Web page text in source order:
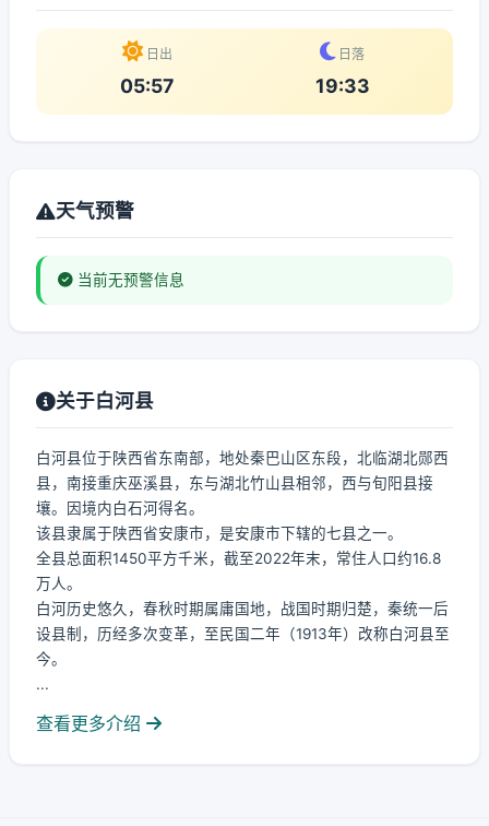
日出
05:57
日落
19:33
天气预警
当前无预警信息
关于白河县
白河县位于陕西省东南部，地处秦巴山区东段，北临湖北郧西
县，南接重庆巫溪县，东与湖北竹山县相邻，西与旬阳县接
壤。因境内白石河得名。
该县隶属于陕西省安康市，是安康市下辖的七县之一。
全县总面积1450平方千米，截至2022年末，常住人口约16.8
万人。
白河历史悠久，春秋时期属庸国地，战国时期归楚，秦统一后
设县制，历经多次变革，至民国二年（1913年）改称白河县至
今。
...
查看更多介绍